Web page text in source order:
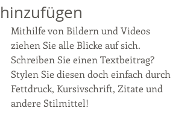
hinzufügen
Mithilfe von Bildern und Videos
ziehen Sie alle Blicke auf sich.
Schreiben Sie einen Textbeitrag?
Stylen Sie diesen doch einfach durch
Fettdruck, Kursivschrift, Zitate und
andere Stilmittel!